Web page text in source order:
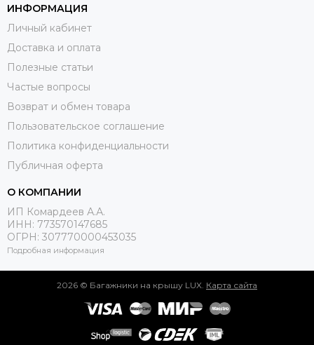
ИНФОРМАЦИЯ
Личный кабинет
Доставка и оплата
Полезные статьи
Частые вопросы
Возврат и обмен товара
Пользовательское соглашение
Политика конфиденциальности
Публичная оферта
О КОМПАНИИ
ИП Комардеев А.А.
ИНН: 773570147685
ОГРН: 307770000453035
Подробная информация
2026 © Багажники на крышу LUX. Карта сайта